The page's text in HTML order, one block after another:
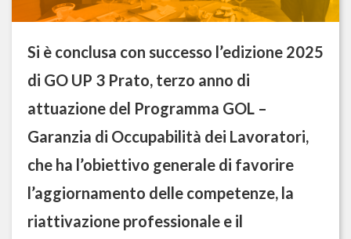
Si è conclusa con successo l’edizione 2025
di GO UP 3 Prato, terzo anno di
attuazione del Programma GOL –
Garanzia di Occupabilità dei Lavoratori,
che ha l’obiettivo generale di favorire
l’aggiornamento delle competenze, la
riattivazione professionale e il